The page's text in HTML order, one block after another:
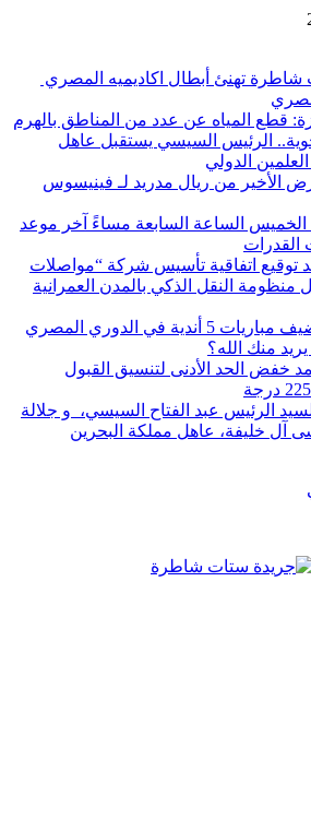
تهنئ أبطال اكاديميه المصري
قطع المياه عن عدد من المناطق بالهرم
الرئيس السيسي يستقبل عاهل
الدولي
الأخير من ريال مدريد لـ فينيسوس
الخميس الساعة السابعة مساءً آخر موعد
القدرات
توقيع اتفاقية تأسيس شركة “مواصلات
النقل الذكي بالمدن العمرانية
في الدوري المصري
منك الله؟
خفض الحد الأدنى لتنسيق القبول
السيد الرئيس عبد الفتاح السيسي، و جلالة
آل خليفة، عاهل مملكة البحرين